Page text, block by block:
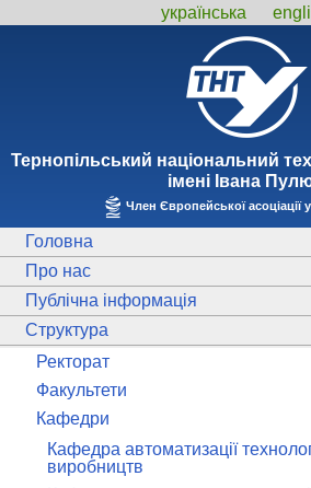
українська
Тернопiльський національний
iменi Iвана
Член Європейської асоціації
Головна
Про нас
Публічна інформація
Структура
Ректорат
Факультети
Кафедри
Кафедра автоматизації
виробництв